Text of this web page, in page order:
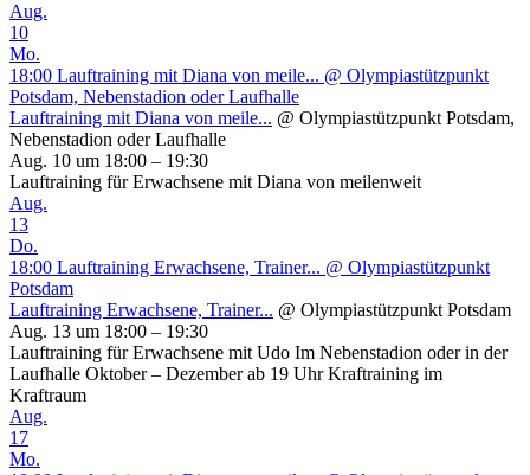
Aug.
10
Mo.
18:00 Lauftraining mit Diana von meile... @ Olympiastützpunkt
Potsdam, Nebenstadion oder Laufhalle
Lauftraining mit Diana von meile... @ Olympiastützpunkt Potsdam,
Nebenstadion oder Laufhalle
Aug. 10 um 18:00 – 19:30
Lauftraining für Erwachsene mit Diana von meilenweit
Aug.
13
Do.
18:00 Lauftraining Erwachsene, Trainer... @ Olympiastützpunkt
Potsdam
Lauftraining Erwachsene, Trainer... @ Olympiastützpunkt Potsdam
Aug. 13 um 18:00 – 19:30
Lauftraining für Erwachsene mit Udo Im Nebenstadion oder in der
Laufhalle Oktober – Dezember ab 19 Uhr Kraftraining im
Kraftraum
Aug.
17
Mo.